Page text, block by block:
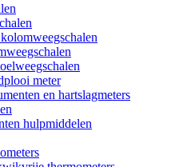
meter
en hartslagmeters
hulpmiddelen